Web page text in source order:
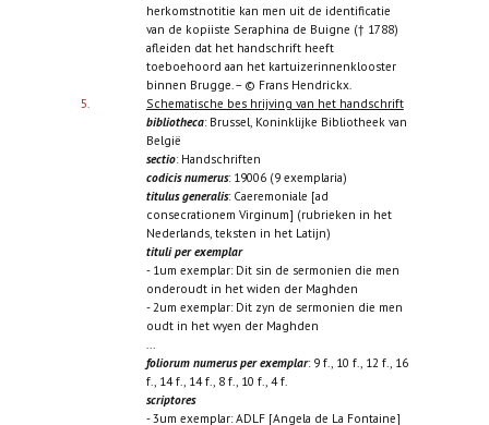
herkomstnotitie kan men uit de identificatie
van de kopiiste Seraphina de Buigne († 1788)
afleiden dat het handschrift heeft
toeboehoord aan het kartuizerinnenklooster
binnen Brugge. – © Frans Hendrickx.
5.
Schematische bes hrijving van het handschrift
bibliotheca: Brussel, Koninklijke Bibliotheek van
België
sectio: Handschriften
codicis numerus: 19006 (9 exemplaria)
titulus generalis: Caeremoniale [ad
consecrationem Virginum] (rubrieken in het
Nederlands, teksten in het Latijn)
tituli per exemplar
- 1um exemplar: Dit sin de sermonien die men
onderoudt in het widen der Maghden
- 2um exemplar: Dit zyn de sermonien die men
oudt in het wyen der Maghden
...
foliorum numerus per exemplar: 9 f., 10 f., 12 f., 16
f., 14 f., 14 f., 8 f., 10 f., 4 f.
scriptores
- 3um exemplar: ADLF [Angela de La Fontaine]